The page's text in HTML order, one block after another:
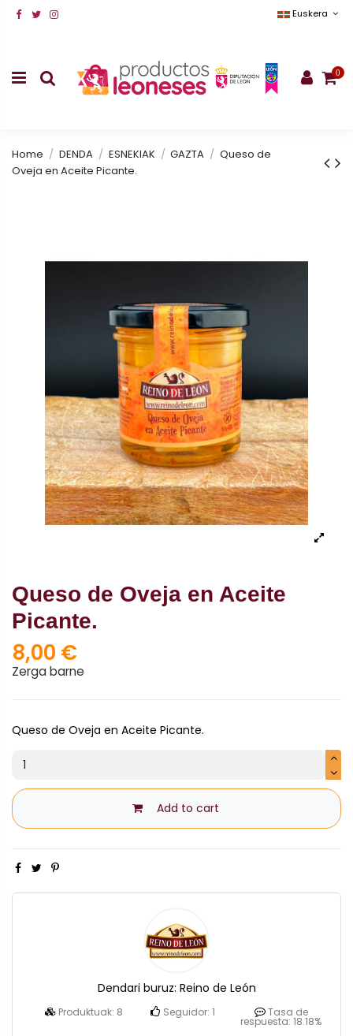
Euskera
0
Home DENDA ESNEKIAK GAZTA
Queso de
Oveja en Aceite Picante.
Queso de Oveja en Aceite
Picante.
8,00 €
Zerga barne
Queso de Oveja en Aceite Picante.
Add to cart
Dendari buruz: Reino de León
Produktuak: 8 Seguidor: 1 Tasa de
respuesta:18.18%